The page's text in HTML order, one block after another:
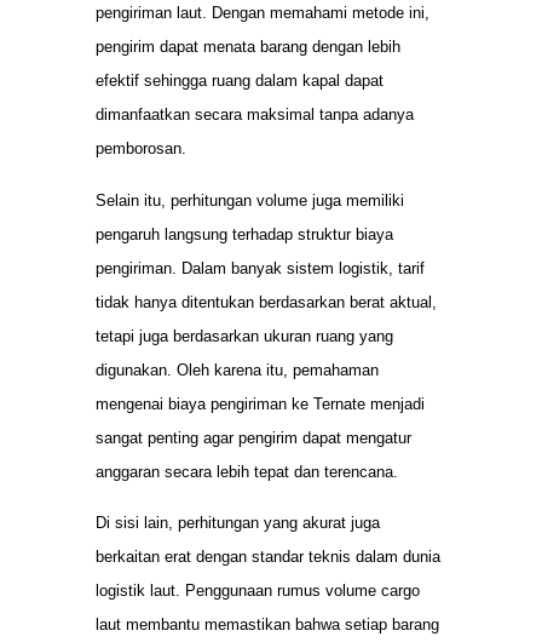
pengiriman laut. Dengan memahami metode ini,
pengirim dapat menata barang dengan lebih
efektif sehingga ruang dalam kapal dapat
dimanfaatkan secara maksimal tanpa adanya
pemborosan.
Selain itu, perhitungan volume juga memiliki
pengaruh langsung terhadap struktur biaya
pengiriman. Dalam banyak sistem logistik, tarif
tidak hanya ditentukan berdasarkan berat aktual,
tetapi juga berdasarkan ukuran ruang yang
digunakan. Oleh karena itu, pemahaman
mengenai biaya pengiriman ke Ternate menjadi
sangat penting agar pengirim dapat mengatur
anggaran secara lebih tepat dan terencana.
Di sisi lain, perhitungan yang akurat juga
berkaitan erat dengan standar teknis dalam dunia
logistik laut. Penggunaan rumus volume cargo
laut membantu memastikan bahwa setiap barang